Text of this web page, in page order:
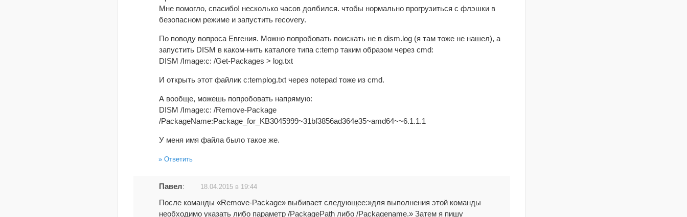
Мне помогло, спасибо! несколько часов долбился. чтобы нормально прогрузиться с флэшки в
безопасном режиме и запустить recovery.
По поводу вопроса Евгения. Можно попробовать поискать не в dism.log (я там тоже не нашел), а
запустить DISM в каком-нить каталоге типа c:temp таким образом через cmd:
DISM /Image:c: /Get-Packages > log.txt
И открыть этот файлик c:templog.txt через notepad тоже из cmd.
А вообще, можешь попробовать напрямую:
DISM /Image:c: /Remove-Package
/PackageName:Package_for_KB3045999~31bf3856ad364e35~amd64~~6.1.1.1
У меня имя файла было такое же.
Ответить
Павел: 18.04.2015 в 19:44
После команды «Remove-Package» выбивает следующее:»для выполнения этой команды
необходимо указать либо параметр /PackagePath либо /Packagename.» Затем я пишу